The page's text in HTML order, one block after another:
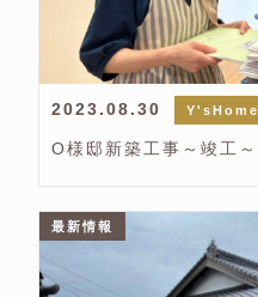
2023.08.30 Y'sHome
O様邸新築工事～竣工～
最新情報